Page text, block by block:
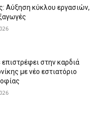
Αύξηση κύκλου εργασιών,
επιστρέφει στην καρδιά
με νέο εστιατόριο